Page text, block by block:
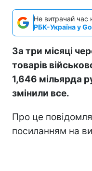
Не витрачай час
РБК-Україна у
За три місяці
товарів
1,646 мільярда
змінили все.
Про це
посиланням на